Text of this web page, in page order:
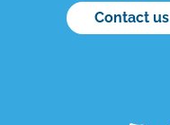
Contact us